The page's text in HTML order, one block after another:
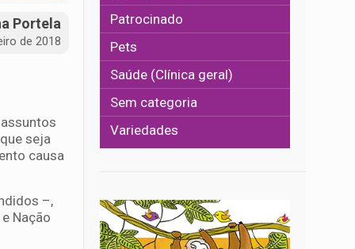
Portela
de 2018
seja
causa
–,
Nação
Patrocinado
Pets
Saúde (Clínica geral)
Sem categoria
Variedades